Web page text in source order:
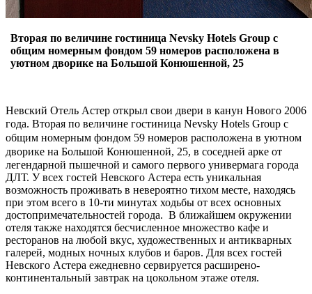
Вторая по величине гостиница Nevsky Hotels Group с
общим номерным фондом 59 номеров расположена в
уютном дворике на Большой Конюшенной, 25
Невский Отель Астер открыл свои двери в канун Нового 2006
года. Вторая по величине гостиница Nevsky Hotels Group с
общим номерным фондом 59 номеров расположена в уютном
дворике на Большой Конюшенной, 25, в соседней арке от
легендарной пышечной и самого первого универмага города
ДЛТ. У всех гостей Невского Астера есть уникальная
возможность проживать в невероятно тихом месте, находясь
при этом всего в 10-ти минутах ходьбы от всех основных
достопримечательностей города. В ближайшем окружении
отеля также находятся бесчисленное множество кафе и
ресторанов на любой вкус, художественных и антикварных
галерей, модных ночных клубов и баров. Для всех гостей
Невского Астера ежедневно сервируется расширено-
континентальный завтрак на цокольном этаже отеля.